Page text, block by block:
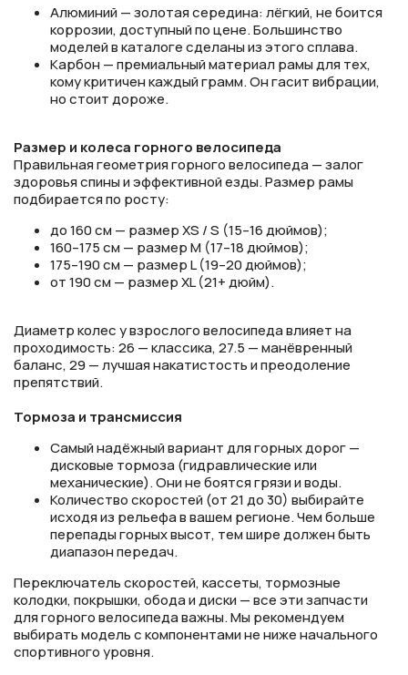
Алюминий — золотая середина: лёгкий, не боится
коррозии, доступный по цене. Большинство
моделей в каталоге сделаны из этого сплава.
Карбон — премиальный материал рамы для тех,
кому критичен каждый грамм. Он гасит вибрации,
но стоит дороже.
Размер и колеса горного велосипеда
Правильная геометрия горного велосипеда — залог
здоровья спины и эффективной езды. Размер рамы
подбирается по росту:
до 160 см — размер XS / S (15–16 дюймов);
160–175 см — размер M (17–18 дюймов);
175–190 см — размер L (19–20 дюймов);
от 190 см — размер XL (21+ дюйм).
Диаметр колес у взрослого велосипеда влияет на
проходимость: 26 — классика, 27.5 — манёвренный
баланс, 29 — лучшая накатистость и преодоление
препятствий.
Тормоза и трансмиссия
Самый надёжный вариант для горных дорог —
дисковые тормоза (гидравлические или
механические). Они не боятся грязи и воды.
Количество скоростей (от 21 до 30) выбирайте
исходя из рельефа в вашем регионе. Чем больше
перепады горных высот, тем шире должен быть
диапазон передач.
Переключатель скоростей, кассеты, тормозные
колодки, покрышки, обода и диски — все эти запчасти
для горного велосипеда важны. Мы рекомендуем
выбирать модель с компонентами не ниже начального
спортивного уровня.